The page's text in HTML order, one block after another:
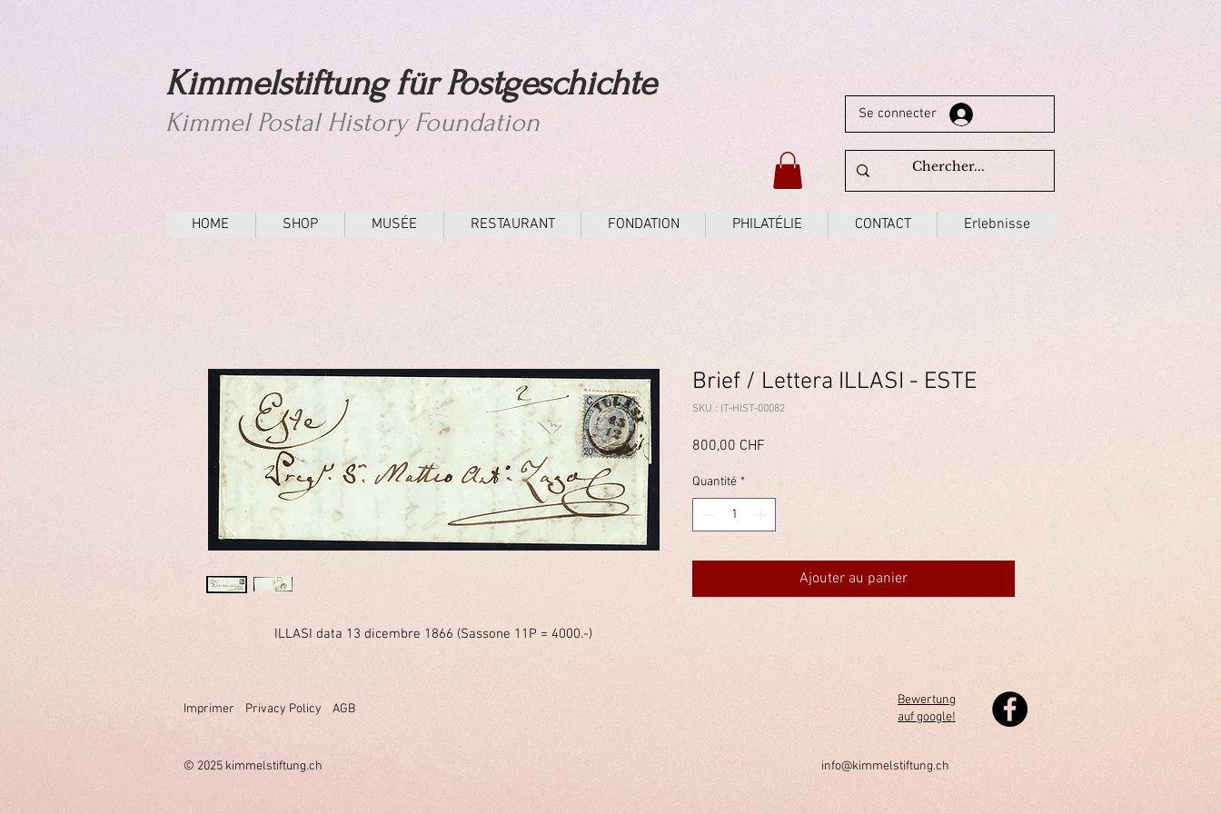
Kimmelstiftung für Postgeschichte
Kimmel Postal History Foundation Se connecter
HOME SHOP MUSÉE RESTAURANT FONDATION PHILATÉLIE CONTACT Erlebnisse
ILLASI data 13 dicembre 1866 (Sassone 11P = 4000.-)
Brief / Lettera ILLASI - ESTE
SKU : IT-HIST-00082
800,00 CHF
Quantité *
Ajouter au panier
Imprimer Privacy Policy AGB
Bewertung
auf google!
© 2025 kimmelstiftung.chinfo@kimmelstiftung.ch